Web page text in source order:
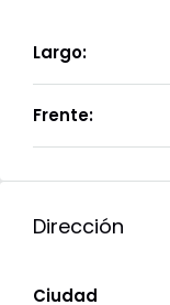
Largo:
Frente:
Dirección
Ciudad